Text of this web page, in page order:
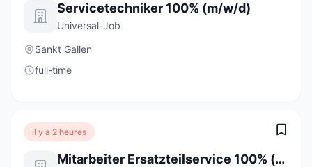
Servicetechniker 100% (m/w/d)
Universal-Job
Sankt Gallen
full-time
il y a 2 heures
Mitarbeiter Ersatzteilservice 100% (m/w/d)